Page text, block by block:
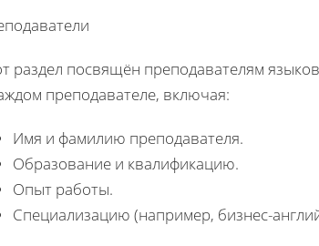
раздел посвящён преподавателям
преподавателе, включая:
Имя и фамилию преподавателя.
Образование и квалификацию.
Опыт работы.
Специализацию (например, бизнес-